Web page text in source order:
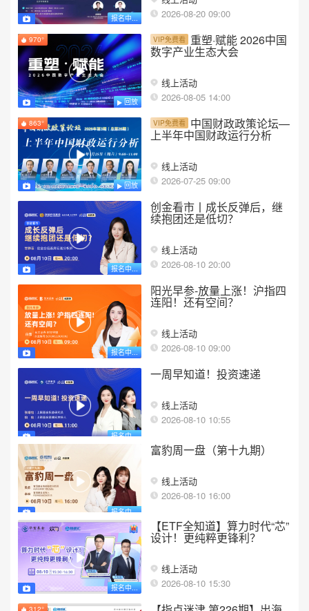
报名中...
2026-08-20 09:00
970°
回放
VIP免费看 重塑·赋能 2026中国
数字产业生态大会
线上活动
2026-08-05 14:00
863°
回放
VIP免费看 中国财政政策论坛—
上半年中国财政运行分析
线上活动
2026-07-25 09:00
报名中...
创金看市丨成长反弹后，继
续抱团还是低切？
线上活动
2026-08-10 20:00
报名中...
阳光早参-放量上涨！沪指四
连阳！还有空间？
线上活动
2026-08-10 09:00
报名中...
一周早知道！投资速递
线上活动
2026-08-10 10:55
报名中...
富豹周一盘（第十九期）
线上活动
2026-08-10 16:00
报名中...
【ETF全知道】算力时代“芯”
设计！更纯粹更锋利？
线上活动
2026-08-10 15:30